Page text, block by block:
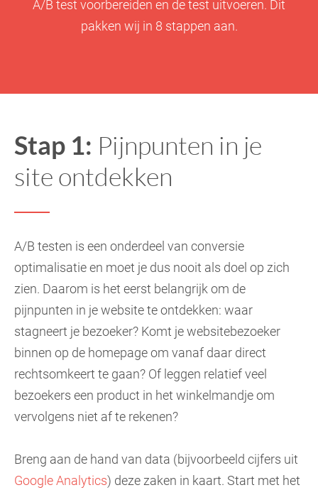
A/B test voorbereiden en de test uitvoeren. Dit
pakken wij in 8 stappen aan.
Stap 1: Pijnpunten in je
site ontdekken
A/B testen is een onderdeel van conversie
optimalisatie en moet je dus nooit als doel op zich
zien. Daarom is het eerst belangrijk om de
pijnpunten in je website te ontdekken: waar
stagneert je bezoeker? Komt je websitebezoeker
binnen op de homepage om vanaf daar direct
rechtsomkeert te gaan? Of leggen relatief veel
bezoekers een product in het winkelmandje om
vervolgens niet af te rekenen?
Breng aan de hand van data (bijvoorbeeld cijfers uit
Google Analytics) deze zaken in kaart. Start met het